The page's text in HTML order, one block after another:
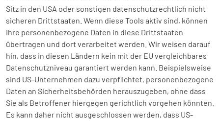
Sitz in den USA oder sonstigen datenschutzrechtlich nicht
sicheren Drittstaaten. Wenn diese Tools aktiv sind, können
Ihre personenbezogene Daten in diese Drittstaaten
übertragen und dort verarbeitet werden. Wir weisen darauf
hin, dass in diesen Ländern kein mit der EU vergleichbares
Datenschutzniveau garantiert werden kann. Beispielsweise
sind US-Unternehmen dazu verpflichtet, personenbezogene
Daten an Sicherheitsbehörden herauszugeben, ohne dass
Sie als Betroffener hiergegen gerichtlich vorgehen könnten.
Es kann daher nicht ausgeschlossen werden, dass US-